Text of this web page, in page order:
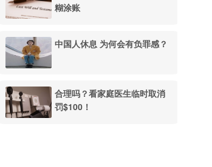
糊涂账
中国人休息 为何会有负罪感？
合理吗？看家庭医生临时取消
罚$100！